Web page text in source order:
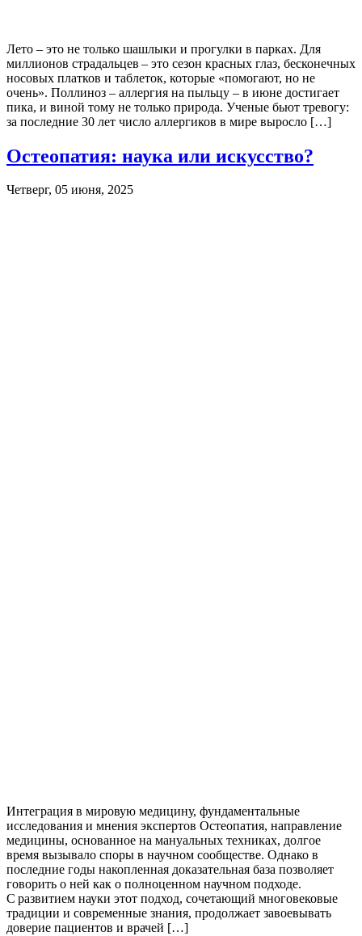
Лето – это не только шашлыки и прогулки в парках. Для
миллионов страдальцев – это сезон красных глаз, бесконечных
носовых платков и таблеток, которые «помогают, но не
очень». Поллиноз – аллергия на пыльцу – в июне достигает
пика, и виной тому не только природа. Ученые бьют тревогу:
за последние 30 лет число аллергиков в мире выросло […]
Остеопатия: наука или искусство?
Четверг, 05 июня, 2025
Интеграция в мировую медицину, фундаментальные
исследования и мнения экспертов Остеопатия, направление
медицины, основанное на мануальных техниках, долгое
время вызывало споры в научном сообществе. Однако в
последние годы накопленная доказательная база позволяет
говорить о ней как о полноценном научном подходе.
С развитием науки этот подход, сочетающий многовековые
традиции и современные знания, продолжает завоевывать
доверие пациентов и врачей […]